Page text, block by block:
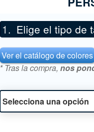
Elige el tipo de
Ver el catálogo de colores
* Tras la compra,nos